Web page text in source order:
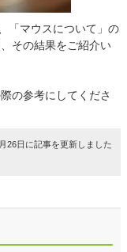
「マウスについて」の
その結果をご紹介い
の参考にしてくださ
26日に記事を更新しました